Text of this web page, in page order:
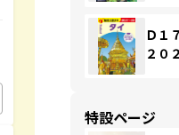
Ｄ
２０
特設ページ